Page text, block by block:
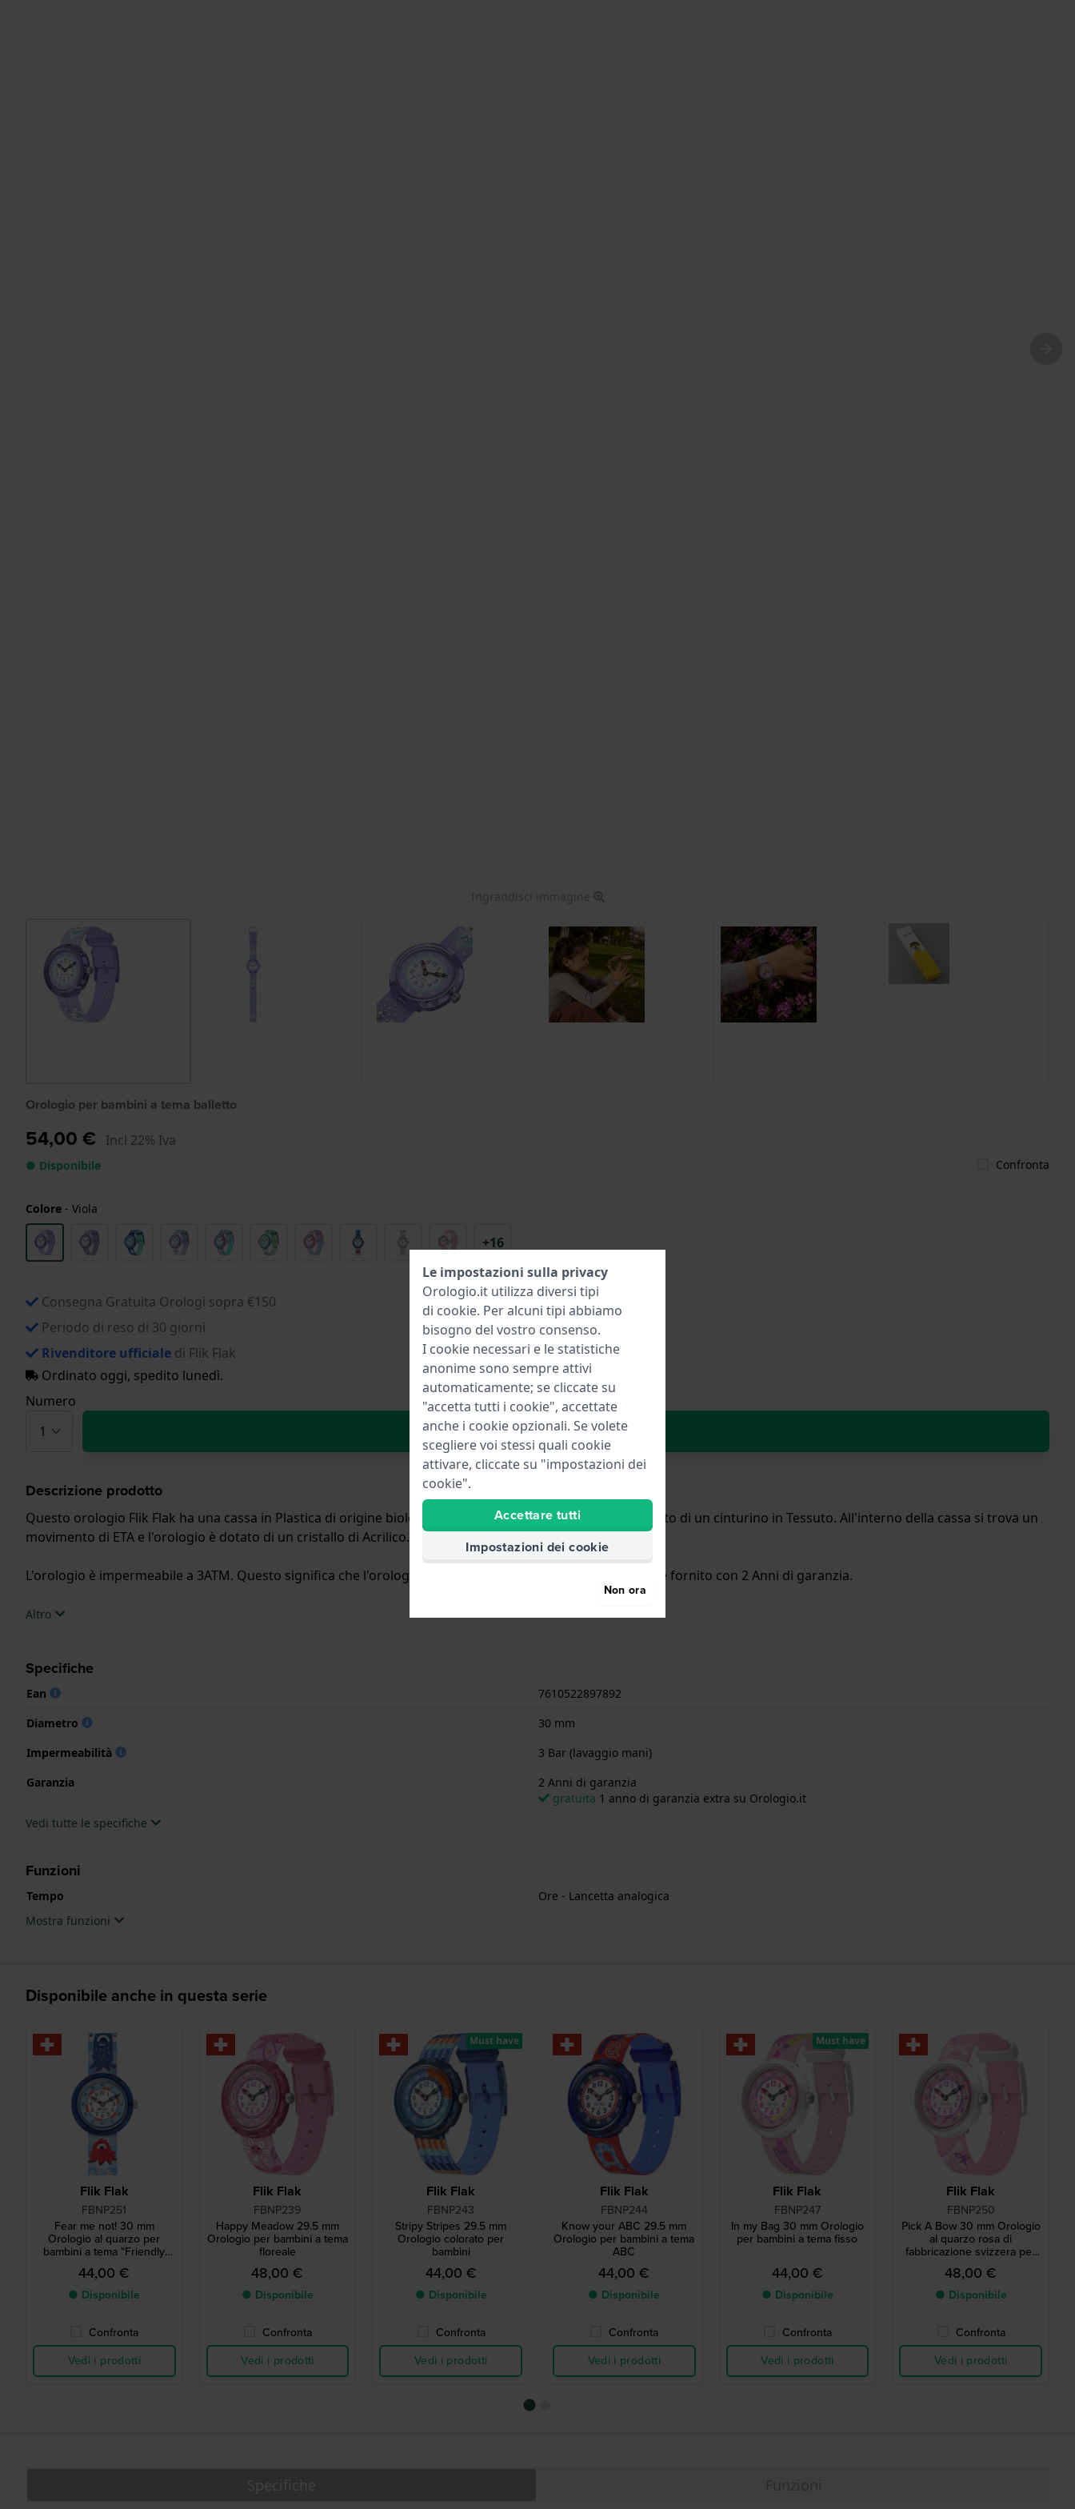
Ingrandisci immagine
Orologio per bambini a tema balletto
54,00 € Incl 22% Iva
● Disponibile Confronta
Colore - Viola
+16
Consegna Gratuita Orologi sopra €150
Periodo di reso di 30 giorni
Rivenditore ufficiale di Flik Flak
Ordinato oggi, spedito lunedì.
Numero
Aggiungi al carrello
Descrizione prodotto
Questo orologio Flik Flak ha una cassa in Plastica di origine biologica con un diametro di 30 mm ed è dotato di un cinturino in Tessuto. All'interno della cassa si trova un
movimento di ETA e l'orologio è dotato di un cristallo di Acrilico.
L'orologio è impermeabile a 3ATM. Questo significa che l'orologio è impermeabile agli spruzzi. L'orologio è fornito con 2 Anni di garanzia.
.Altro
Specifiche
Ean
7610522897892
Diametro
30 mm
Impermeabilità
3 Bar (lavaggio mani)
Garanzia
2 Anni di garanzia
gratuita 1 anno di garanzia extra su Orologio.it
Vedi tutte le specifiche
Funzioni
Tempo
Ore - Lancetta analogica
Mostra funzioni
Disponibile anche in questa serie
Flik Flak
FBNP251
Fear me not! 30 mm
Orologio al quarzo per
bambini a tema "Friendly
Monsters" di fabbricazione
svizzera
44,00 €
● Disponibile
Confronta
Vedi i prodotti
Flik Flak
FBNP239
Happy Meadow 29.5 mm
Orologio per bambini a tema
floreale
48,00 €
● Disponibile
Confronta
Vedi i prodotti
Flik Flak
FBNP243
Stripy Stripes 29.5 mm
Orologio colorato per
bambini
44,00 €
● Disponibile
Confronta
Vedi i prodotti
Must have
Flik Flak
FBNP244
Know your ABC 29.5 mm
Orologio per bambini a tema
ABC
44,00 €
● Disponibile
Confronta
Vedi i prodotti
Flik Flak
FBNP247
In my Bag 30 mm Orologio
per bambini a tema fisso
44,00 €
● Disponibile
Confronta
Vedi i prodotti
Must have
Flik Flak
FBNP250
Pick A Bow 30 mm Orologio
al quarzo rosa di
fabbricazione svizzera per
bambini
48,00 €
● Disponibile
Confronta
Vedi i prodotti
Le impostazioni sulla privacy
Orologio.it utilizza diversi tipi
di cookie. Per alcuni tipi abbiamo
bisogno del vostro consenso.
I cookie necessari e le statistiche
anonime sono sempre attivi
automaticamente; se cliccate su
"accetta tutti i cookie", accettate
anche i cookie opzionali. Se volete
scegliere voi stessi quali cookie
attivare, cliccate su "impostazioni dei
cookie".
Accettare tutti
Impostazioni dei cookie
Non ora